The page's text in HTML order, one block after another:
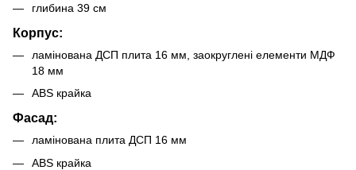
глибина 39 см
Корпус:
ламінована ДСП плита 16 мм, заокруглені елементи МДФ
18 мм
ABS крайка
Фасад:
ламінована плита ДСП 16 мм
ABS крайка